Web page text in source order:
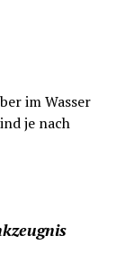
im Wasser
je nach